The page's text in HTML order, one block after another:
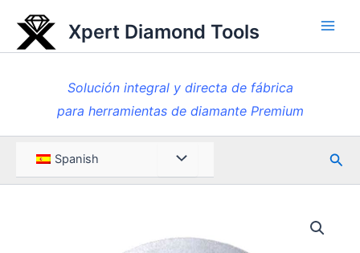
contenido
Xpert Diamond Tools
Solución integral y directa de fábrica
para herramientas de diamante Premium
Spanish Menú